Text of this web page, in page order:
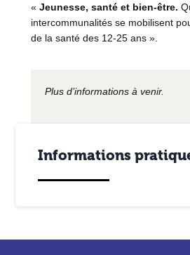
« Jeunesse, santé et bien-être.
intercommunalités se mobilisent
de la santé des 12-25 ans ».
Plus d’informations à venir.
Informations